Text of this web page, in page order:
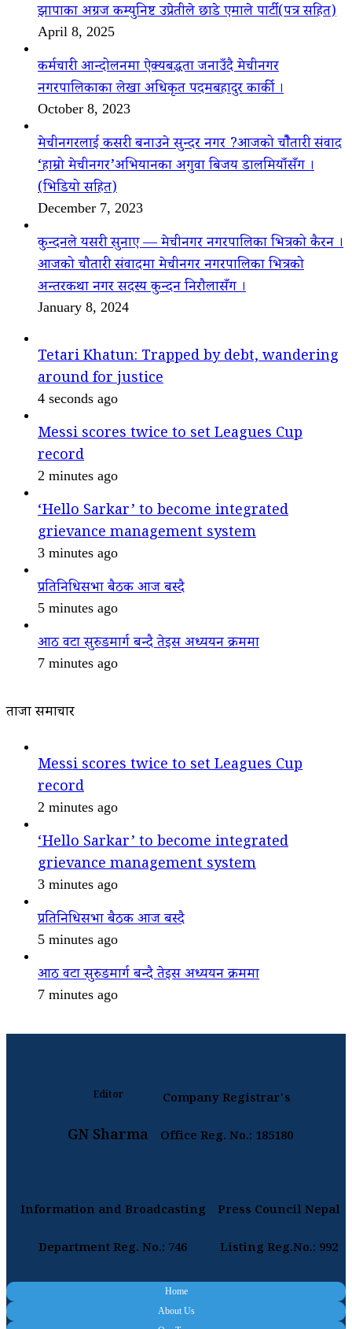
झापाका अग्रज कम्युनिष्ट उप्रेतीले छाडे एमाले पार्टी(पत्र सहित)
April 8, 2025
कर्मचारी आन्दोलनमा ऐक्यबद्धता जनाउँदै मेचीनगर
नगरपालिकाका लेखा अधिकृत पदमबहादुर कार्की ।
October 8, 2023
मेचीनगरलाई कसरी बनाउने सुन्दर नगर ?आजको चौैतारी संवाद
‘हाम्रो मेचीनगर’अभियानका अगुवा बिजय डालमियाँसँग ।
(भिडियो सहित)
December 7, 2023
कुन्दनले यसरी सुनाए — मेचीनगर नगरपालिका भित्रको कैरन ।
आजको चौतारी संवादमा मेचीनगर नगरपालिका भित्रको
अन्तरकथा नगर सदस्य कुन्दन निरौलासँग ।
January 8, 2024
Tetari Khatun: Trapped by debt, wandering
around for justice
4 seconds ago
Messi scores twice to set Leagues Cup
record
2 minutes ago
‘Hello Sarkar’ to become integrated
grievance management system
3 minutes ago
प्रतिनिधिसभा बैठक आज बस्दै
5 minutes ago
आठ वटा सुरुङमार्ग बन्दै तेइस अध्ययन क्रममा
7 minutes ago
ताजा समाचार
Messi scores twice to set Leagues Cup
record
2 minutes ago
‘Hello Sarkar’ to become integrated
grievance management system
3 minutes ago
प्रतिनिधिसभा बैठक आज बस्दै
5 minutes ago
आठ वटा सुरुङमार्ग बन्दै तेइस अध्ययन क्रममा
7 minutes ago
Editor
GN Sharma
Company Registrar's
Office Reg. No.: 185180
Information and Broadcasting
Department Reg. No.: 746
Press Council Nepal
Listing Reg.No.: 992
Home
About Us